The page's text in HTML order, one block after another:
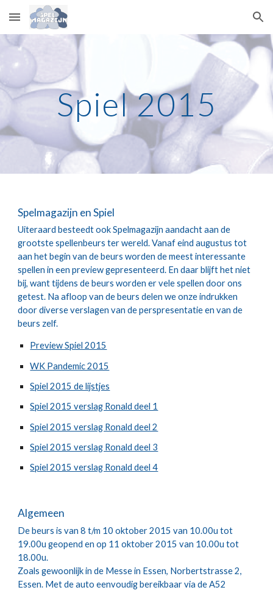
Skip to main content Skip to navigation
Spiel 2015
Spelmagazijn en Spiel
Uiteraard besteedt ook Spelmagazijn aandacht aan de
grootste spellenbeurs ter wereld. Vanaf eind augustus tot
aan het begin van de beurs worden de meest interessante
spellen in een preview gepresenteerd. En daar blijft het niet
bij, want tijdens de beurs worden er vele spellen door ons
getest. Na afloop van de beurs delen we onze indrukken
door diverse verslagen van de perspresentatie en van de
beurs zelf.
Preview Spiel 2015
WK Pandemic 2015
Spiel 2015 de lijstjes
Spiel 2015 verslag Ronald deel 1
Spiel 2015 verslag Ronald deel 2
Spiel 2015 verslag Ronald deel 3
Spiel 2015 verslag Ronald deel 4
Algemeen
De beurs is van 8 t/m 10 oktober 2015 van 10.00u tot
19.00u geopend en op 11 oktober 2015 van 10.00u tot
18.00u.
Zoals gewoonlijk in de Messe in Essen, Norbertstrasse 2,
Essen. Met de auto eenvoudig bereikbaar via de A52